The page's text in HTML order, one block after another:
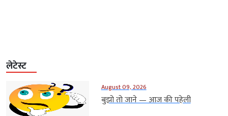
लेटेस्ट
August 09, 2026
बुझो तो जाने — आज की पहेली